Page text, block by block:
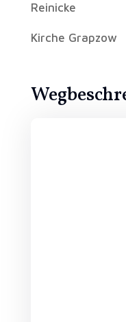
Reinicke
Kirche Grapzow